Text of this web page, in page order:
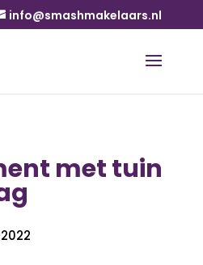
info@smashmakelaars.nl
met tuin